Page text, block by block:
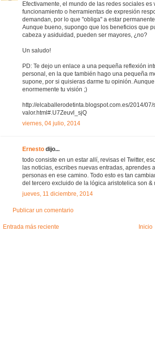
Efectivamente, el mundo de las redes sociales
funcionamiento o herramientas de expresión
demandan, por lo que "obliga" a estar
Aunque bueno, supongo que los beneficios que
cabeza y asiduidad, pueden ser mayores, ¿no?
Un saludo!
PD: Te dejo un enlace a una pequeña reflexión
personal, en la que también hago una pequeña
supone, por si quisieras darme tu opinión.
enormemente tu visión ;)
http://elcaballerodetinta.blogspot.com.es/2014/
valor.html#.U7Zeuvl_sjQ
viernes, 04 julio, 2014
Ernesto dijo...
todo consiste en un estar allí, revisas el Twitter,
las noticias, escribes nuevas entradas, aprendes
personas en ese camino. Todo esto es tan
del tercero excluido de la lógica aristotelica son
jueves, 11 diciembre, 2014
Publicar un comentario
Entrada más reciente Inicio